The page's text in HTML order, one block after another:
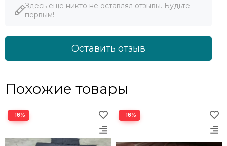
Здесь еще никто не оставлял отзывы. Будьте
первым!
Оставить отзыв
Похожие товары
−18% −18%